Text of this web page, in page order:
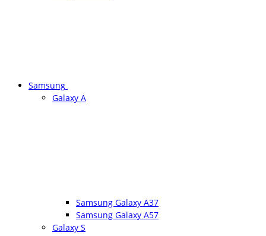
Samsung
Galaxy A
Samsung Galaxy A37
Samsung Galaxy A57
Galaxy S